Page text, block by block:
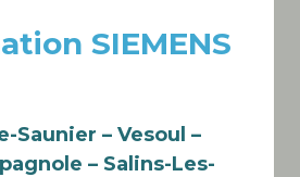
SIEMENS
Saunier – Vesoul –
– Salins-Les-